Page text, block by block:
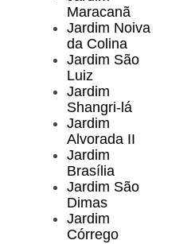
Maracanã
Jardim Noiva
da Colina
Jardim São
Luiz
Jardim
Shangri-lá
Jardim
Alvorada II
Jardim
Brasília
Jardim São
Dimas
Jardim
Córrego